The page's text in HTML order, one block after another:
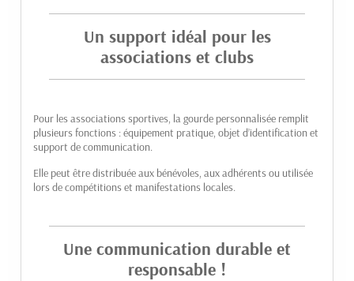
Un support idéal pour les
associations et clubs
Pour les associations sportives, la gourde personnalisée remplit
plusieurs fonctions : équipement pratique, objet d’identification et
support de communication.
Elle peut être distribuée aux bénévoles, aux adhérents ou utilisée
lors de compétitions et manifestations locales.
Une communication durable et
responsable !